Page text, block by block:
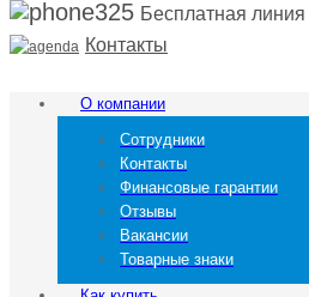
Бесплатная линия
Контакты
О компании
Сотрудники
Контакты
Финансовые гарантии
Отзывы
Вакансии
Товарные знаки